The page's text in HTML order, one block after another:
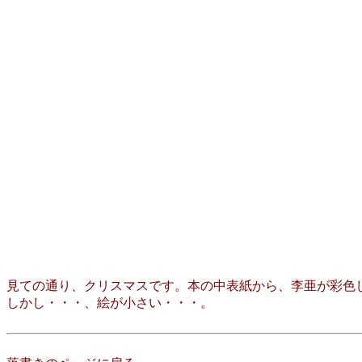
見ての通り、クリスマスです。本の中表紙から、李亜が彩色
しかし・・・、絵が小さい・・・。